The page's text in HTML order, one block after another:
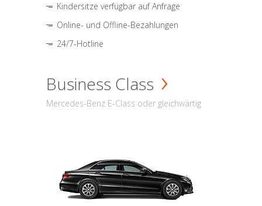
Kindersitze verfügbar auf Anfrage
Online- und Offline-Bezahlungen
24/7-Hotline
Business Class
Mercedes-Benz E-Class oder gleichwärtig